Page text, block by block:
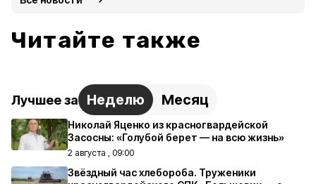
Читайте также
Лучшее за Неделю Месяц
Николай Яценко из красногвардейской
Засосны: «Голубой берет — на всю жизнь»
2 августа , 09:00
Звёздный час хлебороба. Труженики